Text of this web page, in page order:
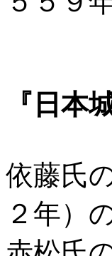
『日本
依藤氏
２年）